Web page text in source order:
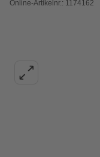
Online-Artikelnr.: 1174162